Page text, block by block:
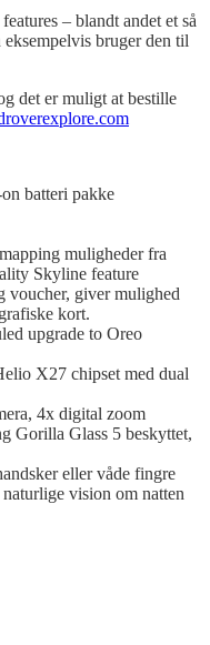
– blandt andet et så
bruger den til
det er muligt at bestille
batteri pakke
muligheder fra
Skyline feature
voucher, giver mulighed
kort.
upgrade to Oreo
X27 chipset med dual
4x digital zoom
Gorilla Glass 5 beskyttet,
eller våde fingre
vision om natten